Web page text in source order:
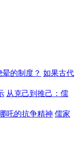
的制度？ 如果古代
从克己到推己：儒
吒的抗争精神 儒家